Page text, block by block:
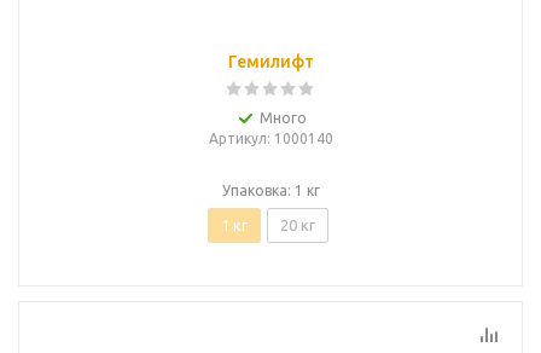
Гемилифт
Много
Артикул: 1000140
Упаковка: 1 кг
1 кг 20 кг